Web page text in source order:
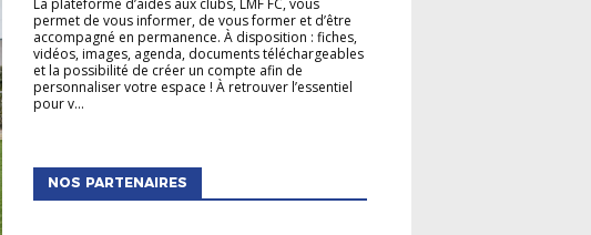
La plateforme d’aides aux clubs, LMF FC, vous
permet de vous informer, de vous former et d’être
accompagné en permanence. À disposition : fiches,
vidéos, images, agenda, documents téléchargeables
et la possibilité de créer un compte afin de
personnaliser votre espace ! À retrouver l’essentiel
pour v...
NOS PARTENAIRES